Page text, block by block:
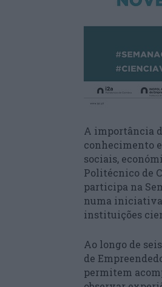
A importância
conhecimento
sociais,
Politécnico de
participa na
numa iniciativa
instituições
Ao longo de
de
permitem